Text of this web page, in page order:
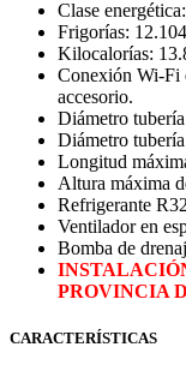
Clase
Frigorías:
Kilocalorías:
Conexión Wi-Fi
accesorio.
Diámetro
Diámetro
Longitud
Altura máxima
Refrigerante
Ventilador en
Bomba de
PROVINCIA
CARACTERÍSTICAS